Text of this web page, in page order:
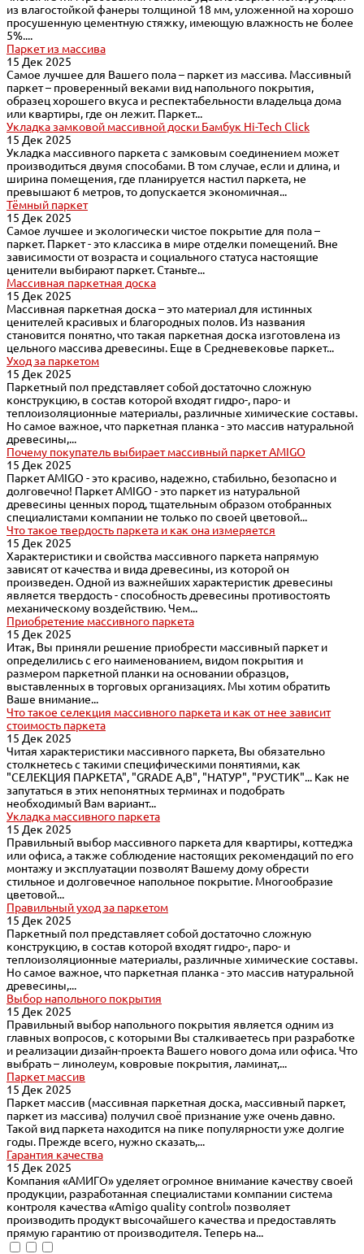
из влагостойкой фанеры толщиной 18 мм, уложенной на хорошо
просушенную цементную стяжку, имеющую влажность не более
5%....
Паркет из массива
15 Дек 2025
Самое лучшее для Вашего пола – паркет из массива. Массивный
паркет – проверенный веками вид напольного покрытия,
образец хорошего вкуса и респектабельности владельца дома
или квартиры, где он лежит. Паркет...
Укладка замковой массивной доски Бамбук Hi-Tech Click
15 Дек 2025
Укладка массивного паркета с замковым соединением может
производиться двумя способами. В том случае, если и длина, и
ширина помещения, где планируется настил паркета, не
превышают 6 метров, то допускается экономичная...
Тёмный паркет
15 Дек 2025
Самое лучшее и экологически чистое покрытие для пола –
паркет. Паркет - это классика в мире отделки помещений. Вне
зависимости от возраста и социального статуса настоящие
ценители выбирают паркет. Станьте...
Массивная паркетная доска
15 Дек 2025
Массивная паркетная доска – это материал для истинных
ценителей красивых и благородных полов. Из названия
становится понятно, что такая паркетная доска изготовлена из
цельного массива древесины. Еще в Средневековье паркет...
Уход за паркетом
15 Дек 2025
Паркетный пол представляет собой достаточно сложную
конструкцию, в состав которой входят гидро-, паро- и
теплоизоляционные материалы, различные химические составы.
Но самое важное, что паркетная планка - это массив натуральной
древесины,...
Почему покупатель выбирает массивный паркет AMIGO
15 Дек 2025
Паркет AMIGO - это красиво, надежно, стабильно, безопасно и
долговечно! Паркет AMIGO - это паркет из натуральной
древесины ценных пород, тщательным образом отобранных
специалистами компании не только по своей цветовой...
Что такое твердость паркета и как она измеряется
15 Дек 2025
Характеристики и свойства массивного паркета напрямую
зависят от качества и вида древесины, из которой он
произведен. Одной из важнейших характеристик древесины
является твердость - способность древесины противостоять
механическому воздействию. Чем...
Приобретение массивного паркета
15 Дек 2025
Итак, Вы приняли решение приобрести массивный паркет и
определились с его наименованием, видом покрытия и
размером паркетной планки на основании образцов,
выставленных в торговых организациях. Мы хотим обратить
Ваше внимание...
Что такое селекция массивного паркета и как от нее зависит
стоимость паркета
15 Дек 2025
Читая характеристики массивного паркета, Вы обязательно
столкнетесь с такими специфическими понятиями, как
"СЕЛЕКЦИЯ ПАРКЕТА", "GRADE A,B", "НАТУР", "РУСТИК"... Как не
запутаться в этих непонятных терминах и подобрать
необходимый Вам вариант...
Укладка массивного паркета
15 Дек 2025
Правильный выбор массивного паркета для квартиры, коттеджа
или офиса, а также соблюдение настоящих рекомендаций по его
монтажу и эксплуатации позволят Вашему дому обрести
стильное и долговечное напольное покрытие. Многообразие
цветовой...
Правильный уход за паркетом
15 Дек 2025
Паркетный пол представляет собой достаточно сложную
конструкцию, в состав которой входят гидро-, паро- и
теплоизоляционные материалы, различные химические составы.
Но самое важное, что паркетная планка - это массив натуральной
древесины,...
Выбор напольного покрытия
15 Дек 2025
Правильный выбор напольного покрытия является одним из
главных вопросов, с которыми Вы сталкиваетесь при разработке
и реализации дизайн-проекта Вашего нового дома или офиса. Что
выбрать – линолеум, ковровые покрытия, ламинат,...
Паркет массив
15 Дек 2025
Паркет масcив (массивная паркетная доска, массивный паркет,
паркет из массива) получил своё признание уже очень давно.
Такой вид паркета находится на пике популярности уже долгие
годы. Прежде всего, нужно сказать,...
Гарантия качества
15 Дек 2025
Компания «АМИГО» уделяет огромное внимание качеству своей
продукции, разработанная специалистами компании система
контроля качества «Amigo quality control» позволяет
производить продукт высочайшего качества и предоставлять
прямую гарантию от производителя. Теперь на...